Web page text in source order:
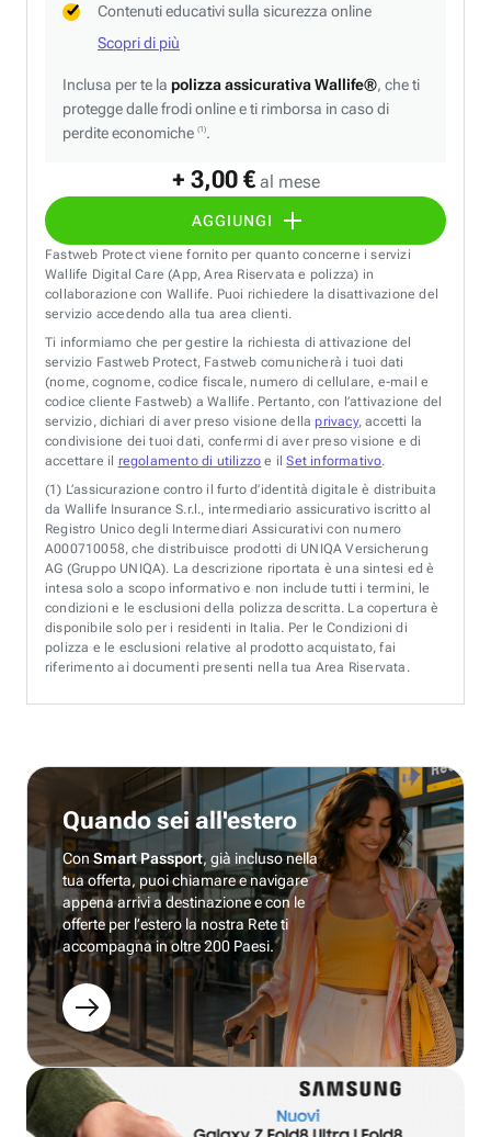
+ 3,00 € al mese
AGGIUNGI
Contenuti educativi sulla sicurezza online
Scopri di più
Inclusa per te la polizza assicurativa Wallife®, che ti
protegge dalle frodi online e ti rimborsa in caso di
perdite economiche (1).
Fastweb Protect viene fornito per quanto concerne i servizi
Wallife Digital Care (App, Area Riservata e polizza) in
collaborazione con Wallife. Puoi richiedere la disattivazione del
servizio accedendo alla tua area clienti.
Ti informiamo che per gestire la richiesta di attivazione del
servizio Fastweb Protect, Fastweb comunicherà i tuoi dati
(nome, cognome, codice fiscale, numero di cellulare, e-mail e
codice cliente Fastweb) a Wallife. Pertanto, con l’attivazione del
servizio, dichiari di aver preso visione della privacy, accetti la
condivisione dei tuoi dati, confermi di aver preso visione e di
accettare il regolamento di utilizzo e ilSet informativo.
(1) L’assicurazione contro il furto d’identità digitale è distribuita
da Wallife Insurance S.r.l., intermediario assicurativo iscritto al
Registro Unico degli Intermediari Assicurativi con numero
A000710058, che distribuisce prodotti di UNIQA Versicherung
AG (Gruppo UNIQA). La descrizione riportata è una sintesi ed è
intesa solo a scopo informativo e non include tutti i termini, le
condizioni e le esclusioni della polizza descritta. La copertura è
disponibile solo per i residenti in Italia. Per le Condizioni di
polizza e le esclusioni relative al prodotto acquistato, fai
riferimento ai documenti presenti nella tua Area Riservata.
Quando sei all'estero
ConSmart Passport, già incluso nella
tua offerta, puoi chiamare e navigare
appena arrivi a destinazione e con le
offerte per l’estero la nostra Rete ti
accompagna in oltre 200 Paesi.